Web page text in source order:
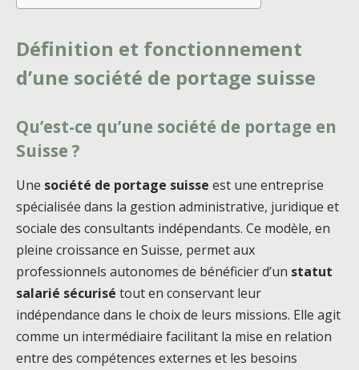
Définition et fonctionnement
d’une société de portage suisse
Qu’est-ce qu’une société de portage en
Suisse ?
Une société de portage suisse est une entreprise
spécialisée dans la gestion administrative, juridique et
sociale des consultants indépendants. Ce modèle, en
pleine croissance en Suisse, permet aux
professionnels autonomes de bénéficier d’un statut
salarié sécurisé tout en conservant leur
indépendance dans le choix de leurs missions. Elle agit
comme un intermédiaire facilitant la mise en relation
entre des compétences externes et les besoins